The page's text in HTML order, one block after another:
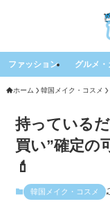
ファッション グルメ
ホーム 韓国メイク・コスメ
持っている
買い”確定の
💄
韓国メイク・コスメ